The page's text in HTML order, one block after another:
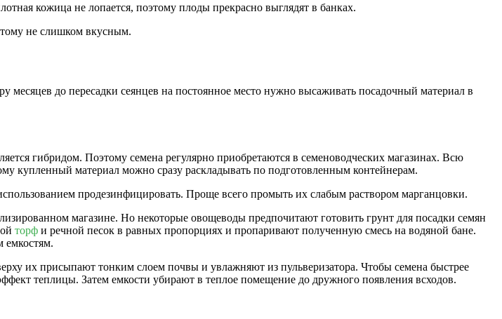
кожица не лопается, поэтому плоды прекрасно выглядят в банках.
не слишком вкусным.
до пересадки сеянцев на постоянное место нужно высаживать посадочный материал в
гибридом. Поэтому семена регулярно приобретаются в семеноводческих магазинах. Всю
купленный материал можно сразу раскладывать по подготовленным контейнерам.
продезинфицировать. Проще всего промыть их слабым раствором марганцовки.
магазине. Но некоторые овощеводы предпочитают готовить грунт для посадки семян
торф и речной песок в равных пропорциях и пропаривают полученную смесь на водяной бане.
емкостям.
их присыпают тонким слоем почвы и увлажняют из пульверизатора. Чтобы семена быстрее
теплицы. Затем емкости убирают в теплое помещение до дружного появления всходов.